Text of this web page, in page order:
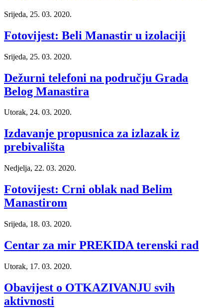
Srijeda, 25. 03. 2020.
Fotovijest: Beli Manastir u izolaciji
Srijeda, 25. 03. 2020.
Dežurni telefoni na području Grada
Belog Manastira
Utorak, 24. 03. 2020.
Izdavanje propusnica za izlazak iz
prebivališta
Nedjelja, 22. 03. 2020.
Fotovijest: Crni oblak nad Belim
Manastirom
Srijeda, 18. 03. 2020.
Centar za mir PREKIDA terenski rad
Utorak, 17. 03. 2020.
Obavijest o OTKAZIVANJU svih
aktivnosti